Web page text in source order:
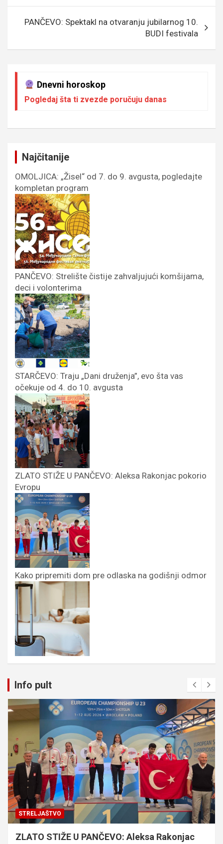
PANČEVO: Spektakl na otvaranju jubilarnog 10.
BUDI festivala
Dnevni horoskop
Pogledaj šta ti zvezde poručuju danas
Najčitanije
OMOLJICA: „Žisel“ od 7. do 9. avgusta, pogledajte
kompletan program
PANČEVO: Strelište čistije zahvaljujući komšijama,
deci i volonterima
STARČEVO: Traju „Dani druženja”, evo šta vas
očekuje od 4. do 10. avgusta
ZLATO STIŽE U PANČEVO: Aleksa Rakonjac pokorio
Evropu
Kako pripremiti dom pre odlaska na godišnji odmor
Info pult
STRELJAŠTVO
ZLATO STIŽE U PANČEVO: Aleksa Rakonjac